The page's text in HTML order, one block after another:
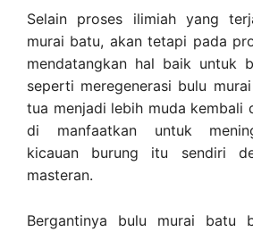
Selain proses ilimiah yang
murai batu, akan tetapi pada
mendatangkan hal baik untuk
seperti meregenerasi bulu
tua menjadi lebih muda kembali
di manfaatkan untuk
kicauan burung itu sendiri
masteran.
Bergantinya bulu murai batu